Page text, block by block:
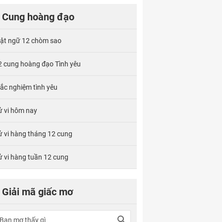
Cung hoàng đạo
ngữ 12 chòm sao
cung hoàng đạo Tình yêu
nghiệm tình yêu
vi hôm nay
vi hàng tháng 12 cung
vi hàng tuần 12 cung
Giải mã giấc mơ